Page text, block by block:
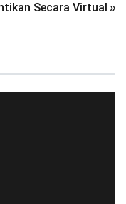
Secara Virtual »